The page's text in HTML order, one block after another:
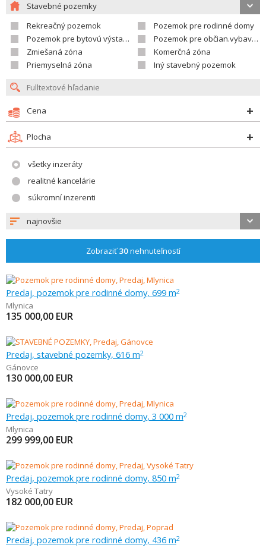
Stavebné pozemky
Rekreačný pozemok
Pozemok pre rodinné domy
Pozemok pre bytovú výstavbu
Pozemok pre občian.vybavenosť
Zmiešaná zóna
Komerčná zóna
Priemyselná zóna
Iný stavebný pozemok
Cena
Plocha
všetky inzeráty
realitné kancelárie
súkromní inzerenti
najnovšie
Zobraziť30nehnuteľností
Predaj, pozemok pre rodinné domy, 699 m2
Mlynica
135 000,00 EUR
Predaj, stavebné pozemky, 616 m2
Gánovce
130 000,00 EUR
Predaj, pozemok pre rodinné domy, 3 000 m2
Mlynica
299 999,00 EUR
Predaj, pozemok pre rodinné domy, 850 m2
Vysoké Tatry
182 000,00 EUR
Predaj, pozemok pre rodinné domy, 436 m2